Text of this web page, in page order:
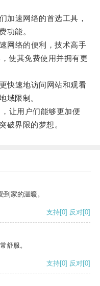
速网络的首选工具，
功能。
络的便利，技术高手
使其免费使用并拥有更
速地访问网站和观看
域限制。
让用户们能够更加便
破界限的梦想。
家的温暖。
支持[0] 反对[0]
舒服。
支持[0] 反对[0]